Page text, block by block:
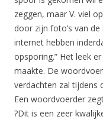
zeggen, maar V. viel
door zijn foto’s van
internet hebben
opsporing.” Het leek
maakte. De
verdachten zal tijdens
Een woordvoerder
?Dit is een zeer